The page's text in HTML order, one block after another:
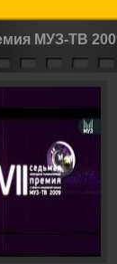
МУЗ-ТВ